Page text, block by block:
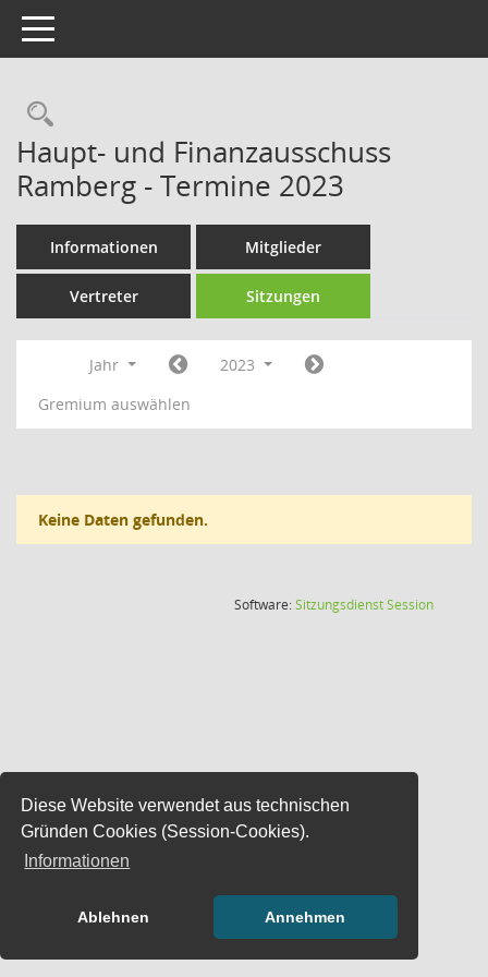
Diese Website verwendet aus technischen
Gründen Cookies (Session-Cookies).
Informationen
Ablehnen Annehmen
Toggle navigation
Rechercheauswahl
Haupt- und Finanzausschuss
Ramberg - Termine 2023
Informationen Mitglieder
Vertreter Sitzungen
Jahr
2023
Gremium auswählen
Keine Daten gefunden.
Software:SitzungsdienstSession(Wird in